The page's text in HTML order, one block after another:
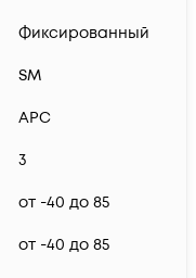
Фиксированный
SM
APC
3
от -40 до 85
от -40 до 85